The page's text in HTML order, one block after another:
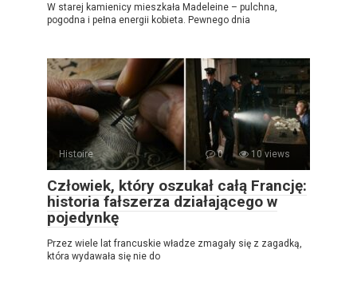
W starej kamienicy mieszkała Madeleine – pulchna,
pogodna i pełna energii kobieta. Pewnego dnia
Histoire 0 10 views
Człowiek, który oszukał całą Francję:
historia fałszerza działającego w
pojedynkę
Przez wiele lat francuskie władze zmagały się z zagadką,
która wydawała się nie do